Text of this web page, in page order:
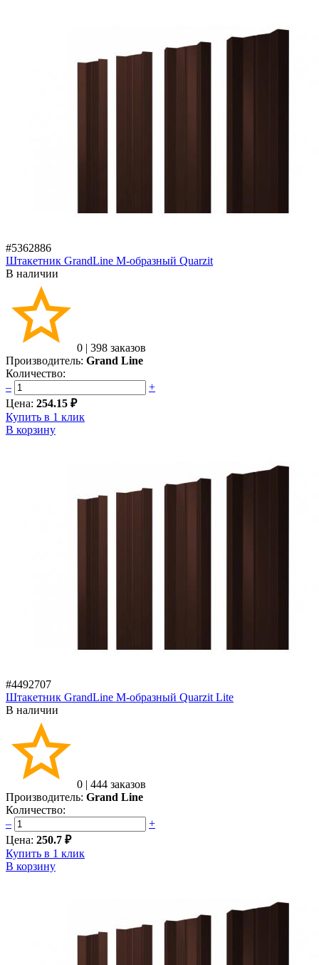
#5362886
Штакетник GrandLine M-образный Quarzit
В наличии
0 | 398 заказов
Производитель: Grand Line
Количество:
–
+
Цена: 254.15 ₽
Купить в 1 клик
В корзину
#4492707
Штакетник GrandLine M-образный Quarzit Lite
В наличии
0 | 444 заказов
Производитель: Grand Line
Количество:
–
+
Цена: 250.7 ₽
Купить в 1 клик
В корзину